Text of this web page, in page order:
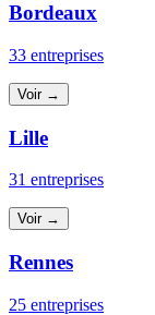
Bordeaux
33 entreprises
Voir →
Lille
31 entreprises
Voir →
Rennes
25 entreprises